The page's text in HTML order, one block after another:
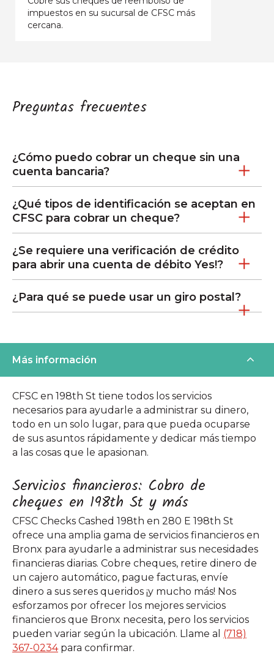
impuestos en su sucursal de CFSC más
cercana.
Preguntas frecuentes
¿Cómo puedo cobrar un cheque sin una
cuenta bancaria?
¿Qué tipos de identificación se aceptan en
CFSC para cobrar un cheque?
¿Se requiere una verificación de crédito
para abrir una cuenta de débito Yes!?
¿Para qué se puede usar un giro postal?
Más información
CFSC en 198th St tiene todos los servicios
necesarios para ayudarle a administrar su dinero,
todo en un solo lugar, para que pueda ocuparse
de sus asuntos rápidamente y dedicar más tiempo
a las cosas que le apasionan.
Servicios financieros: Cobro de
cheques en 198th St y más
CFSC Checks Cashed 198th en 280 E 198th St
ofrece una amplia gama de servicios financieros en
Bronx para ayudarle a administrar sus necesidades
financieras diarias. Cobre cheques, retire dinero de
un cajero automático, pague facturas, envíe
dinero a sus seres queridos ¡y mucho más! Nos
esforzamos por ofrecer los mejores servicios
financieros que Bronx necesita, pero los servicios
pueden variar según la ubicación. Llame al (718)
367-0234para confirmar.